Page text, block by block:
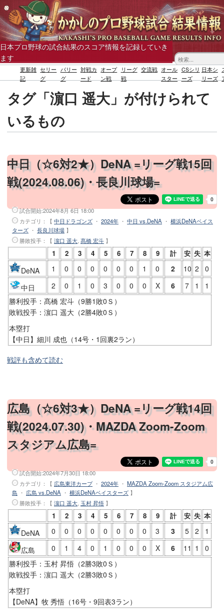
日本プロ野球の試合結果のスコア情報を記録していき
ます
更新雑
記
セリー
グ
パリー
グ
対戦カ
ード
オープ
ン戦
リーグ
戦
交流戦 オール
スター
CSシリ
ーズ
日本シ
リーズ
タグ「濵口 遥大」が付けられて
いるもの
中日（☆6対2★）DeNA =リーグ戦15回
戦(2024.08.06)・長良川球場=
試合開始:2024年8月 6日 18:00
カテゴリ：【 中日ドラゴンズ ・ 2024年 ・ 中日 vs.DeNA ・ 横浜DeNAベイス
ターズ ・ 長良川球場 】
勝敗投手 ：【 濵口 遥大 髙橋 宏斗 】
1 2 3 4 5 6 7 8 9 計 安 失 本
DeNA 1 0 0 0 0 0 0 1 0 2 10 2
0
中日
2 0 1 0 3 0 0 0 X 6 7 1
1
勝利投手：髙橋 宏斗（9勝1敗0Ｓ）
敗戦投手：濵口 遥大（2勝4敗0Ｓ）
本塁打
【中日】細川 成也（14号・1回裏2ラン）
戦評も含めて読む
広島（☆6対3★）DeNA =リーグ戦14回
戦(2024.07.30)・MAZDA Zoom-Zoom
スタジアム広島=
試合開始:2024年7月30日 18:00
カテゴリ：【 広島東洋カープ・ 2024年 ・ MAZDA Zoom-Zoom スタジアム広
島 ・ 広島 vs.DeNA ・ 横浜DeNAベイスターズ 】
勝敗投手 ：【 濵口 遥大, 玉村 昇悟 】
1 2 3 4 5 6 7 8 9 計 安 失 本
DeNA 0 0 0 0 0 0 0 0 3 3 5 2
1
広島
0 1 4 0 1 0 0 0 X 6 11 1
0
勝利投手：玉村 昇悟（2勝3敗0Ｓ）
敗戦投手：濵口 遥大（2勝3敗0Ｓ）
本塁打
【DeNA】牧 秀悟（16号・9回表3ラン）